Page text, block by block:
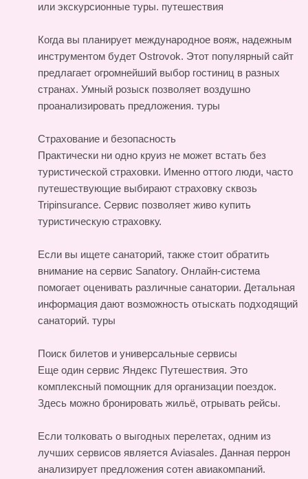
или экскурсионные туры. путешествия
Когда вы планирует международное вояж, надежным
инструментом будет Ostrovok. Этот популярный сайт
предлагает огромнейший выбор гостиниц в разных
странах. Умный розыск позволяет воздушно
проанализировать предложения. туры
Страхование и безопасность
Практически ни одно круиз не может встать без
туристической страховки. Именно оттого люди, часто
путешествующие выбирают страховку сквозь
Tripinsurance. Сервис позволяет живо купить
туристическую страховку.
Если вы ищете санаторий, также стоит обратить
внимание на сервис Sanatory. Онлайн-система
помогает оценивать различные санатории. Детальная
информация дают возможность отыскать подходящий
санаторий. туры
Поиск билетов и универсальные сервисы
Еще один сервис Яндекс Путешествия. Это
комплексный помощник для организации поездок.
Здесь можно бронировать жильё, отрывать рейсы.
Если толковать о выгодных перелетах, одним из
лучших сервисов является Aviasales. Данная перрон
анализирует предложения сотен авиакомпаний.